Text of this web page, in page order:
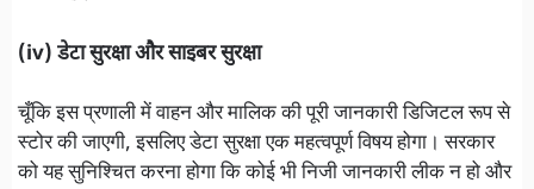
(iv) डेटा सुरक्षा और साइबर सुरक्षा
चूँकि इस प्रणाली में वाहन और मालिक की पूरी जानकारी डिजिटल रूप से
स्टोर की जाएगी, इसलिए डेटा सुरक्षा एक महत्वपूर्ण विषय होगा। सरकार
को यह सुनिश्चित करना होगा कि कोई भी निजी जानकारी लीक न हो और